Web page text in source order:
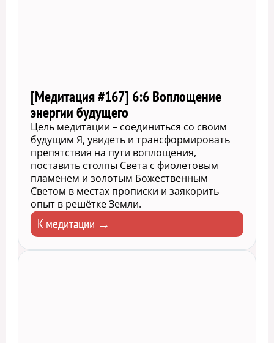
[Медитация #167] 6:6 Воплощение
энергии будущего
Цель медитации – соединиться со своим
будущим Я, увидеть и трансформировать
препятствия на пути воплощения,
поставить столпы Света с фиолетовым
пламенем и золотым Божественным
Светом в местах прописки и заякорить
опыт в решётке Земли.
К медитации →